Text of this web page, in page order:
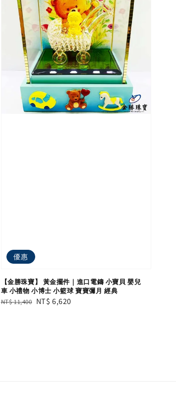
優惠
【金勝珠寶】 黃金擺件｜進口電鑄 小寶貝 嬰兒
車 小禮物 小博士 小籃球 寶寶彌月 經典
Regular
NT$ 11,400 Sale
NT$ 6,620